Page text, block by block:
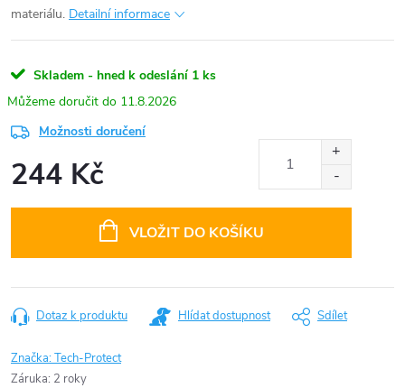
materiálu. Detailní informace
Skladem - hned k odeslání 1 ks
11.8.2026
Možnosti doručení
244 Kč
VLOŽIT DO KOŠÍKU
Dotaz k produktu Hlídat dostupnost Sdílet
Značka:Tech-Protect
Záruka: 2 roky